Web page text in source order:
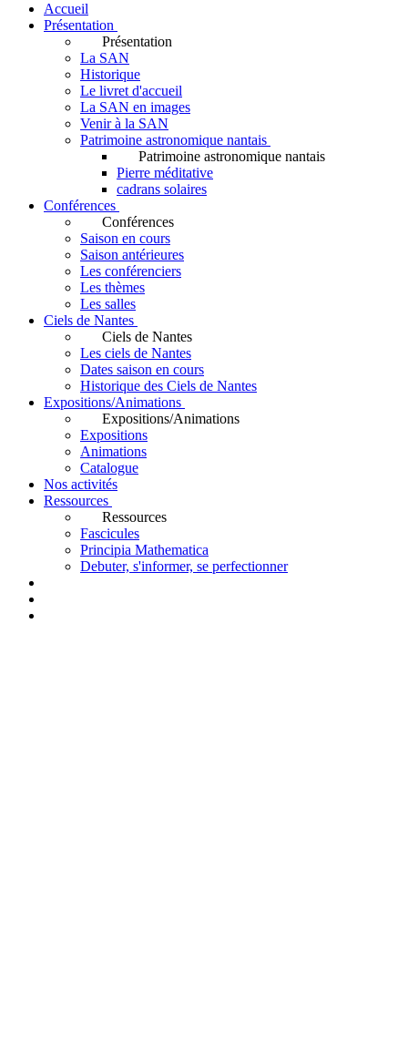
Accueil
Présentation
Présentation
La SAN
Historique
Le livret d'accueil
La SAN en images
Venir à la SAN
Patrimoine astronomique nantais
Patrimoine astronomique nantais
Pierre méditative
cadrans solaires
Conférences
Conférences
Saison en cours
Saison antérieures
Les conférenciers
Les thèmes
Les salles
Ciels de Nantes
Ciels de Nantes
Les ciels de Nantes
Dates saison en cours
Historique des Ciels de Nantes
Expositions/Animations
Expositions/Animations
Expositions
Animations
Catalogue
Nos activités
Ressources
Ressources
Fascicules
Principia Mathematica
Debuter, s'informer, se perfectionner